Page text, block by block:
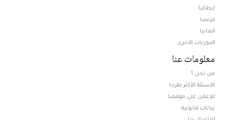
إيطاليا
فرنسا
ألمانيا
الدوريات الأخرى
معلومات عنا
من نحن ؟
الأسئلة الأكثر طرحا
للإعلان على موقعنا
بيانات قانونية